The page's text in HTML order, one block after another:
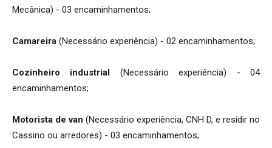
Mecânica) - 03 encaminhamentos;
Camareira (Necessário experiência) - 02 encaminhamentos;
Cozinheiro industrial (Necessário experiência) - 04
encaminhamentos;
Motorista de van (Necessário experiência, CNH D, e residir no
Cassino ou arredores) - 03 encaminhamentos;